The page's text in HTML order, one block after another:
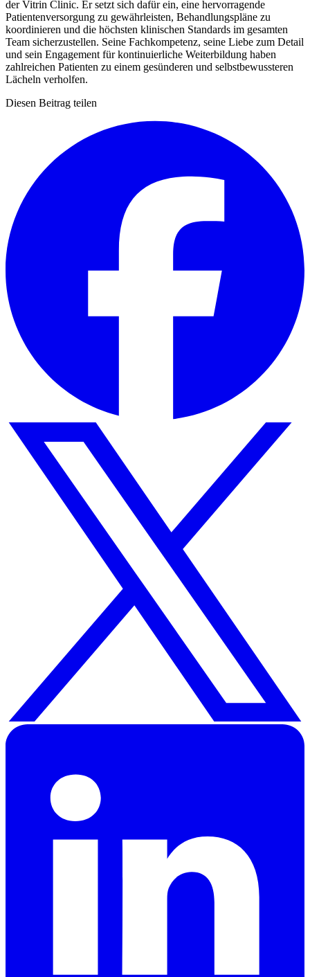
der Vitrin Clinic. Er setzt sich dafür ein, eine hervorragende
Patientenversorgung zu gewährleisten, Behandlungspläne zu
koordinieren und die höchsten klinischen Standards im gesamten
Team sicherzustellen. Seine Fachkompetenz, seine Liebe zum Detail
und sein Engagement für kontinuierliche Weiterbildung haben
zahlreichen Patienten zu einem gesünderen und selbstbewussteren
Lächeln verholfen.
Diesen Beitrag teilen